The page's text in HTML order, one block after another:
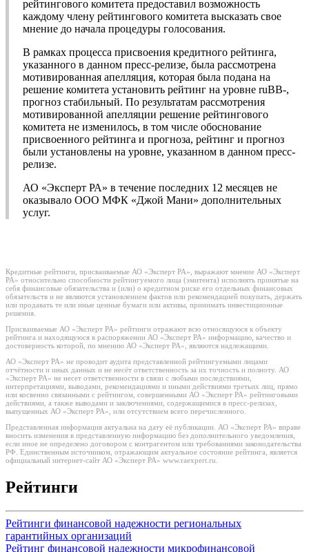
рейтингового комитета предоставил возможность
каждому члену рейтингового комитета высказать свое
мнение до начала процедуры голосования.
В рамках процесса присвоения кредитного рейтинга,
указанного в данном пресс-релизе, была рассмотрена
мотивированная апелляция, которая была подана на
решение комитета установить рейтинг на уровне ruBB-,
прогноз стабильный. По результатам рассмотрения
мотивированной апелляции решение рейтингового
комитета не изменилось, в том числе обоснование
присвоенного рейтинга и прогноза, рейтинг и прогноз
были установлены на уровне, указанном в данном пресс-
релизе.
АО «Эксперт РА» в течение последних 12 месяцев не
оказывало ООО МФК «Джой Мани» дополнительных
услуг.
Кредитные рейтинги, присваиваемые АО «Эксперт РА», выражают мнение АО «Эксперт
РА» относительно способности рейтингуемого лица (эмитента) исполнять принятые на
себя финансовые обязательства и (или) о кредитном риске его отдельных финансовых
обязательств и не являются установлением фактов или рекомендацией покупать, держать
или продавать те или иные ценные бумаги или активы, принимать инвестиционные
решения.
Присваиваемые АО «Эксперт РА» рейтинги отражают всю относящуюся к объекту
рейтинга и находящуюся в распоряжении АО «Эксперт РА» информацию, качество и
достоверность которой, по мнению АО «Эксперт РА», являются надлежащими.
АО «Эксперт РА» не проводит аудита представленной рейтингуемыми лицами
отчётности и иных данных и не несёт ответственность за их точность и полноту. АО
«Эксперт РА» не несет ответственности в связи с любыми последствиями,
интерпретациями, выводами, рекомендациями и иными действиями третьих лиц, прямо
или косвенно связанными с рейтингом, совершенными АО «Эксперт РА» рейтинговыми
действиями, а также выводами и заключениями, содержащимися в пресс-релизах,
выпущенных АО «Эксперт РА», или отсутствием всего перечисленного.
Представленная информация актуальна на дату её публикации. АО «Эксперт РА» вправе
вносить изменения в представленную информацию без дополнительного уведомления,
если иное не определено договором с контрагентом или требованиями законодательства
РФ. Единственным источником, отражающим актуальное состояние рейтинга, является
официальный интернет-сайт АО «Эксперт РА» www.raexpert.ru.
Рейтинги
Рейтинги финансовой надежности региональных
гарантийных организаций
Рейтинг финансовой надежности микрофинансовой